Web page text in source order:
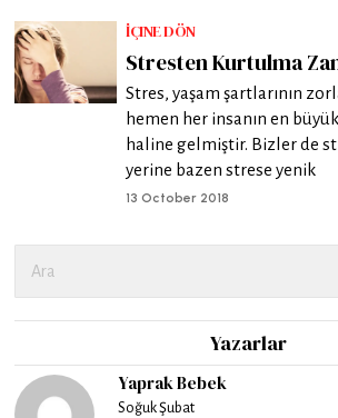
İÇINE DÖN
Stresten Kurtulma
Stres, yaşam şartlarının
hemen her insanın en
haline gelmiştir. Bizler de
yerine bazen strese yenik
13 October 2018
Yazarlar
Yaprak Bebek
Soğuk Şubat